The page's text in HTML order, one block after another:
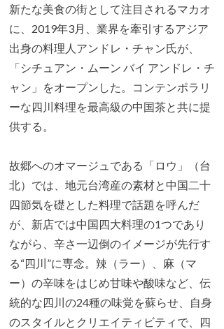
新たな美食の街として注目されるマカオ
に、2019年3月、業界を牽引するアジア
出身の料理人アンドレ・チャン氏が、
「シチュアン・ムーン バイ アンドレ・チ
ャン」をオープンした。コンテンポラリ
ーな四川料理を最高級の中国茶と共に提
供する。
故郷へのオマージュである「ロウ」（台
北）では、地元台湾産の素材と中国二十
四節気を礎とした料理で話題を呼んだ
が、新店では中国四大料理の1つであり
ながら、辛さ一辺倒のイメージが先行す
る“四川”に専念。辣（ラー）、麻（マ
ー）の辛味をはじめ甘味や酸味など、伝
統的な四川の24種の味覚を蘇らせ、自身
のスタイルとクリエイティビティで、四